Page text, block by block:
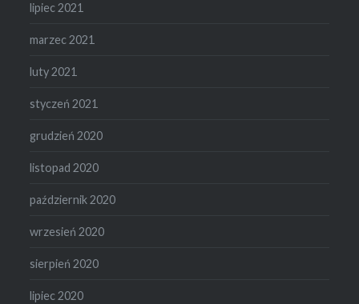
lipiec 2021
marzec 2021
luty 2021
styczeń 2021
grudzień 2020
listopad 2020
październik 2020
wrzesień 2020
sierpień 2020
lipiec 2020